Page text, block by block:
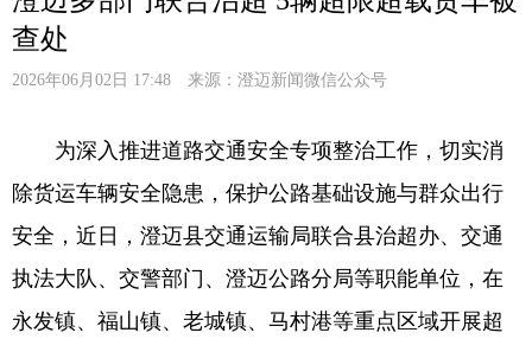
查处
2026年06月02日 17:48 来源： 澄迈新闻微信公众号
为深入推进道路交通安全专项整治工作，切实消
除货运车辆安全隐患，保护公路基础设施与群众出行
安全，近日，澄迈县交通运输局联合县治超办、交通
执法大队、交警部门、澄迈公路分局等职能单位，在
永发镇、福山镇、老城镇、马村港等重点区域开展超